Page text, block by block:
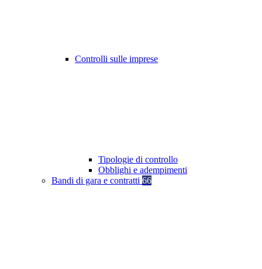
Controlli sulle imprese
Tipologie di controllo
Obblighi e adempimenti
Bandi di gara e contratti 66